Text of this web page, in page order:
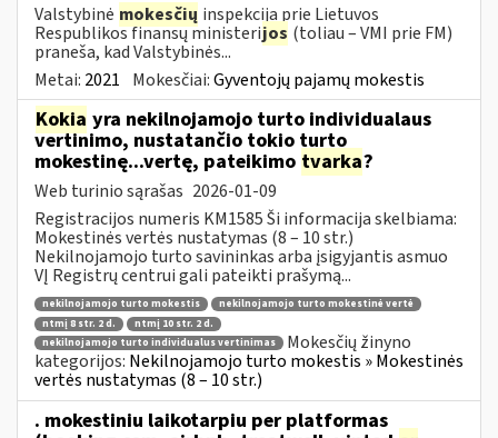
Valstybinė mokesčių inspekcija prie Lietuvos
Respublikos finansų ministerijos (toliau – VMI prie FM)
praneša, kad Valstybinės...
Metai: 2021 Mokesčiai:Gyventojų pajamų mokestis
Kokia yra nekilnojamojo turto individualaus
vertinimo, nustatančio tokio turto
mokestinę...vertę, pateikimo tvarka?
Web turinio sąrašas 2026-01-09
Registracijos numeris KM1585 Ši informacija skelbiama:
Mokestinės vertės nustatymas (8 – 10 str.)
Nekilnojamojo turto savininkas arba įsigyjantis asmuo
VĮ Registrų centrui gali pateikti prašymą...
nekilnojamojo turto mokestis
nekilnojamojo turto mokestinė vertė
ntmį 8 str. 2 d.
ntmį 10 str. 2 d.
nekilnojamojo turto individualus vertinimas
Mokesčių žinyno
kategorijos: Nekilnojamojo turto mokestis » Mokestinės
vertės nustatymas (8 – 10 str.)
. mokestiniu laikotarpiu per platformas